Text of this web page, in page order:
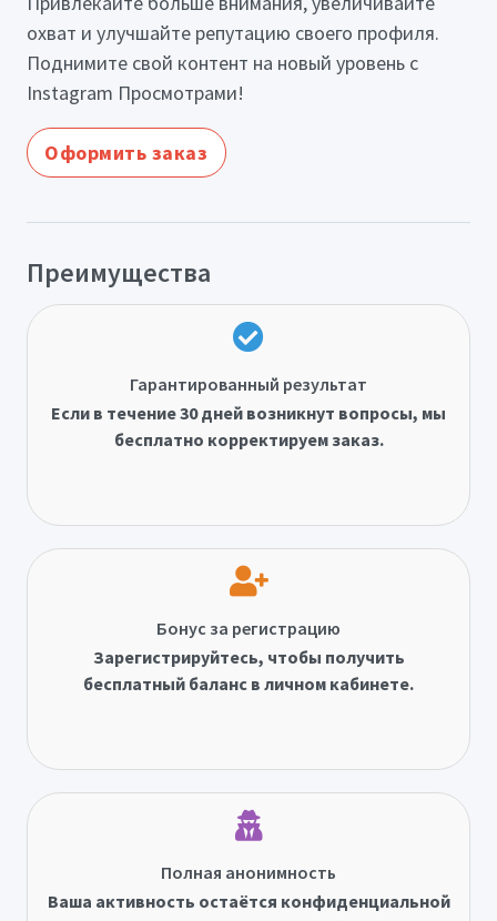
охват и улучшайте репутацию своего профиля.
Поднимите свой контент на новый уровень с
Instagram Просмотрами!
Оформить заказ
Преимущества
Гарантированный результат
Если в течение 30 дней возникнут вопросы, мы
бесплатно корректируем заказ.
Бонус за регистрацию
Зарегистрируйтесь, чтобы получить
бесплатный баланс в личном кабинете.
Полная анонимность
Ваша активность остаётся конфиденциальной